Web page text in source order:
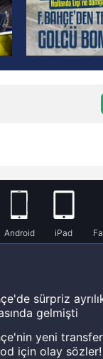
Android iPad
sürpriz
gelmişti
yeni
için olay sözler!